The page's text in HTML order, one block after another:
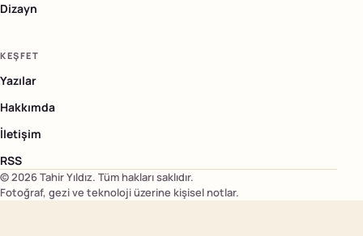
Dizayn
KEŞFET
Yazılar
Hakkımda
İletişim
RSS
©2026Tahir Yıldız. Tüm hakları saklıdır.
Fotoğraf, gezi ve teknoloji üzerine kişisel notlar.